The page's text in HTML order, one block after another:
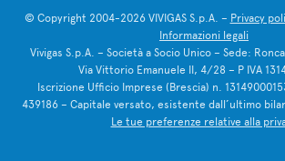
© Copyright 2004-2026 VIVIGAS S.p.A. – Privacy
Informazioni legali
Vivigas S.p.A. – Società a Socio Unico – Sede:
Via Vittorio Emanuele II, 4/28 – P IVA
Iscrizione Ufficio Imprese (Brescia) n.
439186 – Capitale versato, esistente dall’ultimo
Le tue preferenze relative alla